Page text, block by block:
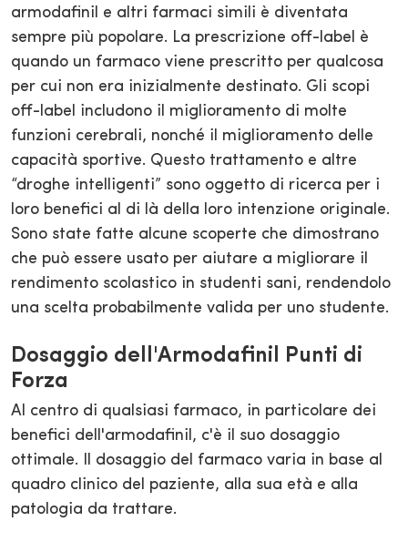
armodafinil e altri farmaci simili è diventata
sempre più popolare. La prescrizione off-label è
quando un farmaco viene prescritto per qualcosa
per cui non era inizialmente destinato. Gli scopi
off-label includono il miglioramento di molte
funzioni cerebrali, nonché il miglioramento delle
capacità sportive. Questo trattamento e altre
“droghe intelligenti” sono oggetto di ricerca per i
loro benefici al di là della loro intenzione originale.
Sono state fatte alcune scoperte che dimostrano
che può essere usato per aiutare a migliorare il
rendimento scolastico in studenti sani, rendendolo
una scelta probabilmente valida per uno studente.
Dosaggio dell'Armodafinil Punti di
Forza
Al centro di qualsiasi farmaco, in particolare dei
benefici dell'armodafinil, c'è il suo dosaggio
ottimale. Il dosaggio del farmaco varia in base al
quadro clinico del paziente, alla sua età e alla
patologia da trattare.